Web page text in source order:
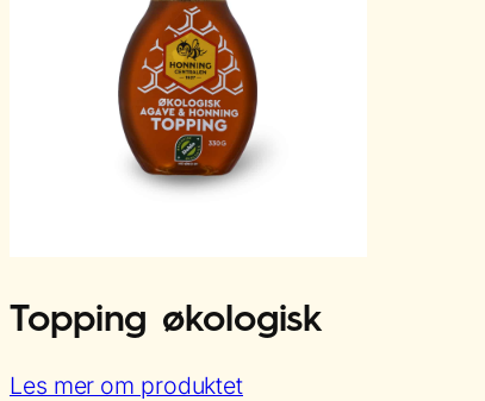
Topping økologisk
Les mer om produktet: